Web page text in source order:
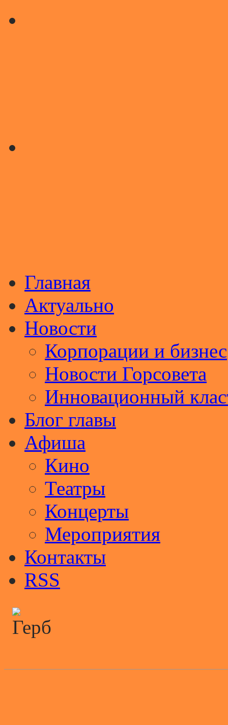
Главная
Актуально
Новости
Корпорации и бизнес
Новости Горсовета
Инновационный
Блог главы
Афиша
Кино
Театры
Концерты
Мероприятия
Контакты
RSS